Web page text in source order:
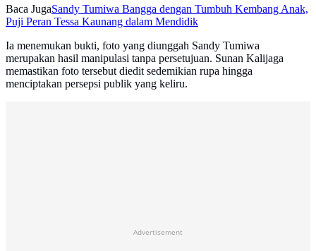
Baca JugaSandy Tumiwa Bangga dengan Tumbuh Kembang Anak,
Puji Peran Tessa Kaunang dalam Mendidik
Ia menemukan bukti, foto yang diunggah Sandy Tumiwa
merupakan hasil manipulasi tanpa persetujuan. Sunan Kalijaga
memastikan foto tersebut diedit sedemikian rupa hingga
menciptakan persepsi publik yang keliru.
Advertisement